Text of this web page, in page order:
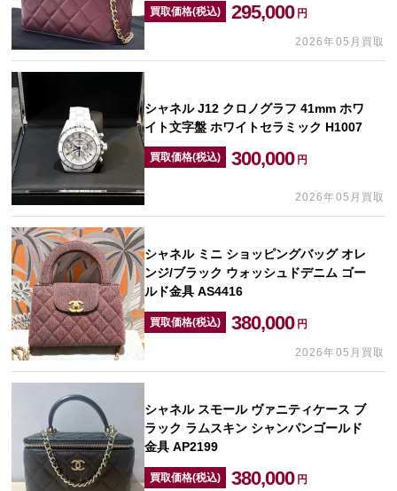
買取価格(税込) 295,000 円
2026年05月買取
シャネル J12 クロノグラフ 41mm ホワ
イト文字盤 ホワイトセラミック H1007
買取価格(税込) 300,000 円
2026年05月買取
シャネル ミニ ショッピングバッグ オレ
ンジ/ブラック ウォッシュドデニム ゴー
ルド金具 AS4416
買取価格(税込) 380,000 円
2026年05月買取
シャネル スモール ヴァニティケース ブ
ラック ラムスキン シャンパンゴールド
金具 AP2199
買取価格(税込) 380,000 円